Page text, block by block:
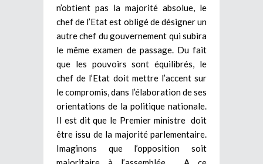
n’obtient pas la majorité absolue, le
chef de l’Etat est obligé de désigner un
autre chef du gouvernement qui subira
le même examen de passage. Du fait
que les pouvoirs sont équilibrés, le
chef de l’Etat doit mettre l’accent sur
le compromis, dans l’élaboration de ses
orientations de la politique nationale.
Il est dit que le Premier ministre doit
être issu de la majorité parlementaire.
Imaginons que l’opposition soit